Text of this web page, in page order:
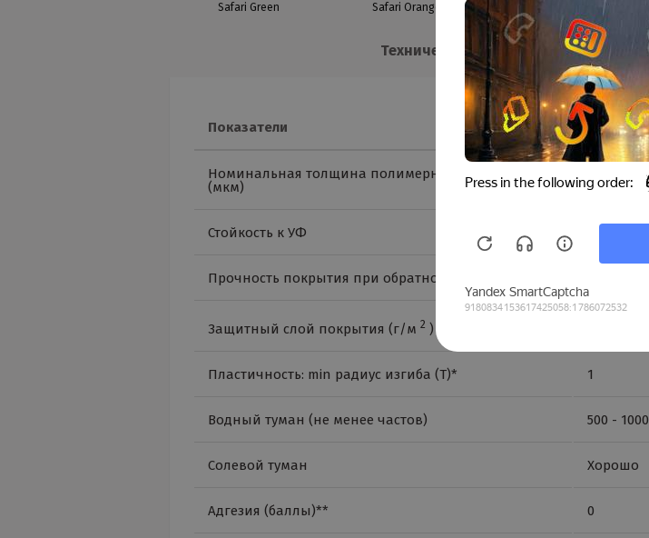
Safari Green Safari Orange
Технические характеристики
Показатели Safari
Номинальная толщина полимерного покрытия
(мкм)
35
Стойкость к УФ
Прочность покрытия при обратном ударе (Дж)
Защитный слой покрытия (г/м 2 )
Пластичность: min радиус изгиба (Т)* 1
Водный туман (не менее частов) 500 - 1000
Солевой туман Хорошо
Адгезия (баллы)** 0